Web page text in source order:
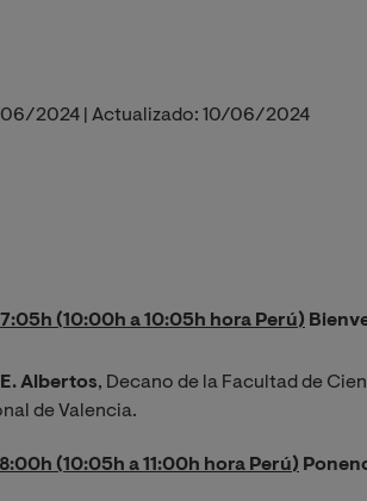
2024 Actualizado: 10/06/2024
(10:00h a 10:05h hora Perú)
Albertos, Decano de la Facultad de
de Valencia.
(10:05h a 11:00h hora Perú)